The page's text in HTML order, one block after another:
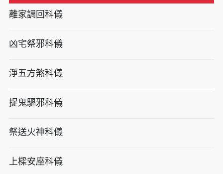
離家調回科儀
凶宅祭邪科儀
淨五方煞科儀
捉鬼驅邪科儀
祭送火神科儀
上樑安座科儀